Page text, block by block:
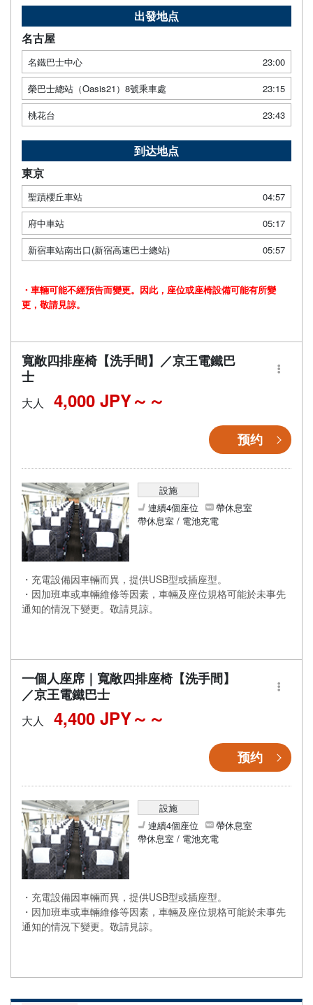
出發地点
名古屋
名鐵巴士中心
23:00
榮巴士總站（Oasis21）8號乘車處
23:15
桃花台
23:43
到达地点
東京
聖蹟櫻丘車站
04:57
府中車站
05:17
新宿車站南出口(新宿高速巴士總站)
05:57
・車輛可能不經預告而變更。因此，座位或座椅設備可能有所變
更，敬請見諒。
寬敞四排座椅【洗手間】／京王電鐵巴
士
大人 4,000 JPY～
预约
設施
連續4個座位
帶休息室
帶休息室 / 電池充電
・充電設備因車輛而異，提供USB型或插座型。
・因加班車或車輛維修等因素，車輛及座位規格可能於未事先
通知的情況下變更。敬請見諒。
一個人座席｜寬敞四排座椅【洗手間】
／京王電鐵巴士
大人 4,400 JPY～
预约
設施
連續4個座位
帶休息室
帶休息室 / 電池充電
・充電設備因車輛而異，提供USB型或插座型。
・因加班車或車輛維修等因素，車輛及座位規格可能於未事先
通知的情況下變更。敬請見諒。